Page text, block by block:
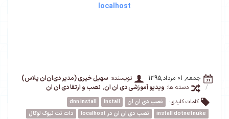
localhost
جمعه, 01 مرداد,1395 نویسنده: سهیل خیری (مدیر دی‌ان‌ان پلاس)
/
دسته ها: ویدیو آموزشی دی ان ان, نصب و ارتقا دی ان ان
کلمات کلیدی: نصب دی ان ان install
dnn install
install dotnetnuke
نصب دی ان ان در localhost
دات نت نیوک لوکال